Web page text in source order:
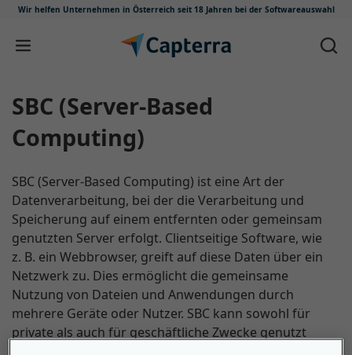
Wir helfen Unternehmen in Österreich seit 18 Jahren bei der Softwareauswahl
Zum Inhalt springen
SBC (Server-Based
Computing)
SBC (Server-Based Computing) ist eine Art der
Datenverarbeitung, bei der die Verarbeitung und
Speicherung auf einem entfernten oder gemeinsam
genutzten Server erfolgt. Clientseitige Software, wie
z. B. ein Webbrowser, greift auf diese Daten über ein
Netzwerk zu. Dies ermöglicht die gemeinsame
Nutzung von Dateien und Anwendungen durch
mehrere Geräte oder Nutzer. SBC kann sowohl für
private als auch für geschäftliche Zwecke genutzt